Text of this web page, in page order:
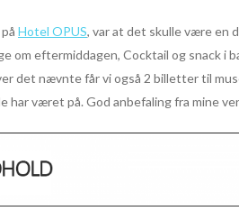
Hotel OPUS, var at det skulle være en
om eftermiddagen, Cocktail og snack
det nævnte får vi også 2 billetter til
været på. God anbefaling fra mine